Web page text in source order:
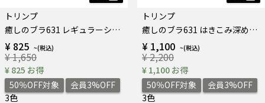
トリンプ
癒しのブラ631 レギュラーショーツ
¥ 825
¥ 1,650
¥ 825 お得
50％OFF対象
会員3%OFF
3色
トリンプ
癒しのブラ631 はきこみ深めショーツ
¥ 1,100
¥ 2,200
¥ 1,100 お得
50％OFF対象
会員3%OFF
3色